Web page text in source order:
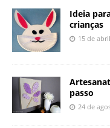
Ideia
crianças
15 de
passo
24 de